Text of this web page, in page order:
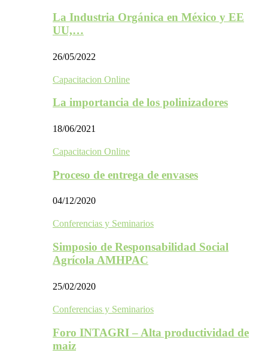
La Industria Orgánica en México y EE
UU,…
26/05/2022
Capacitacion Online
La importancia de los polinizadores
18/06/2021
Capacitacion Online
Proceso de entrega de envases
04/12/2020
Conferencias y Seminarios
Simposio de Responsabilidad Social
Agrícola AMHPAC
25/02/2020
Conferencias y Seminarios
Foro INTAGRI – Alta productividad de
maiz